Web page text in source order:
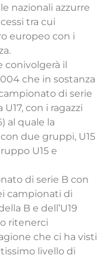
nazionali azzurre
tra cui
europeo con i
conivolgerà il
che in sostanza
di serie
con i ragazzi
al quale la
due gruppi, U15
U15 e
di serie B con
campionati di
B e dell’U19
ritenerci
che ci ha visti
livello di